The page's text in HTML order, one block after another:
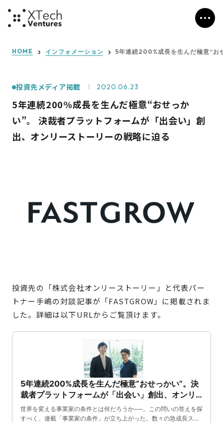
HOME インフォメーション 5年連続200%成長を生んだ極意“お
投資先メディア掲載 2020.06.23
5年連続200%成長を生んだ極意“おせっか
い”。 決裁者プラットフォームが「出会い」創
出、オンリーストーリーの戦略に迫る
投資先の「株式会社オンリーストーリー」と代表パー
トナー手嶋の対談記事が「FASTGROW」に掲載されま
した。詳細は以下URLからご覧頂けます。
5年連続200%成長を生んだ極意“おせっかい”。決
裁者プラットフォームが「出会い」創出、オンリ
ーストーリーの戦略に迫る【連載 事業家の条件】|
FastGrow
世界を変える事業家の条件とは何だろうか──。この問いの答えを探
すべく、連載「事業家の条件」が立ち上がった。数々の急成長スタ